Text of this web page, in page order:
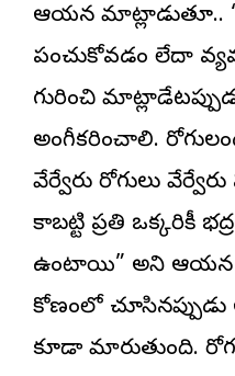
ఆయన మాట్లాడుతూ..
పంచుకోవడం లేదా
గురించి
అంగీకరించాలి.
వేర్వేరు రోగులు
కాబట్టి ప్రతి ఒక్కరికీ
ఉంటాయి” అని ఆయన
కోణంలో
కూడా మారుతుంది.